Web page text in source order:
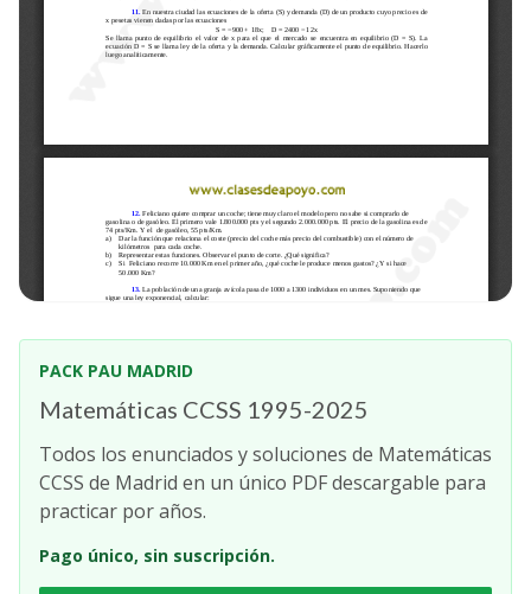
PACK PAU MADRID
Matemáticas CCSS 1995-2025
Todos los enunciados y soluciones de Matemáticas
CCSS de Madrid en un único PDF descargable para
practicar por años.
Pago único, sin suscripción.